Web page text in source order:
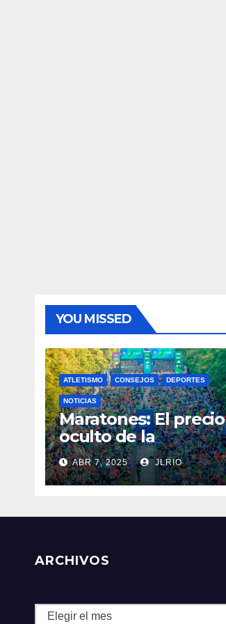
YOU MISSED
ATLETISMO CONSEJOS DEPORTES
NOTICIAS
Maratones: El precio
oculto de la
resistencia
ABR 7, 2025 JLRIO
ARCHIVOS
Archivos